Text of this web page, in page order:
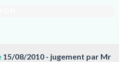
15/08/2010 - jugement par Mr